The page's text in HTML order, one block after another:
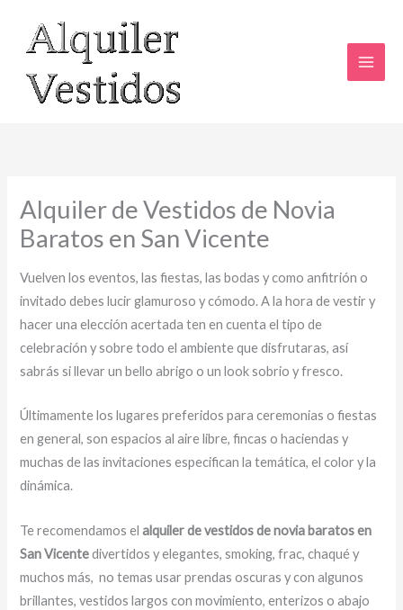
contenido
Alquiler de Vestidos de Novia
Baratos en San Vicente
Vuelven los eventos, las fiestas, las bodas y como anfitrión o
invitado debes lucir glamuroso y cómodo. A la hora de vestir y
hacer una elección acertada ten en cuenta el tipo de
celebración y sobre todo el ambiente que disfrutaras, así
sabrás si llevar un bello abrigo o un look sobrio y fresco.
Últimamente los lugares preferidos para ceremonias o fiestas
en general, son espacios al aire libre, fincas o haciendas y
muchas de las invitaciones especifican la temática, el color y la
dinámica.
Te recomendamos elalquiler de vestidos de novia baratos en
San Vicentedivertidos y elegantes, smoking, frac, chaqué y
muchos más, no temas usar prendas oscuras y con algunos
brillantes, vestidos largos con movimiento, enterizos o abajo